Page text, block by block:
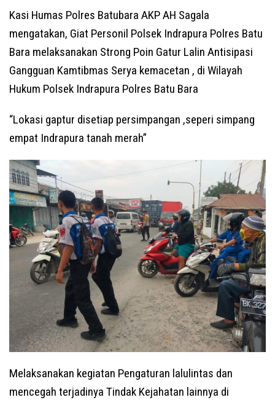
Kasi Humas Polres Batubara AKP AH Sagala
mengatakan, Giat Personil Polsek Indrapura Polres Batu
Bara melaksanakan Strong Poin Gatur Lalin Antisipasi
Gangguan Kamtibmas Serya kemacetan , di Wilayah
Hukum Polsek Indrapura Polres Batu Bara
“Lokasi gaptur disetiap persimpangan ,seperi simpang
empat Indrapura tanah merah”
Melaksanakan kegiatan Pengaturan lalulintas dan
mencegah terjadinya Tindak Kejahatan lainnya di